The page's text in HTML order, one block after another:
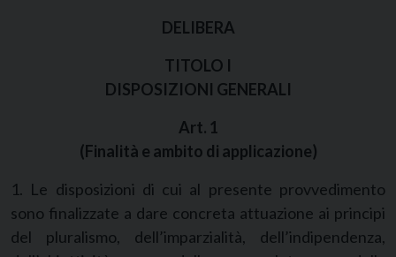
DELIBERA
TITOLO I
DISPOSIZIONI GENERALI
Art. 1
(Finalità e ambito di applicazione)
1. Le disposizioni di cui al presente provvedimento
sono finalizzate a dare concreta attuazione ai principi
del pluralismo, dell’imparzialità, dell’indipendenza,